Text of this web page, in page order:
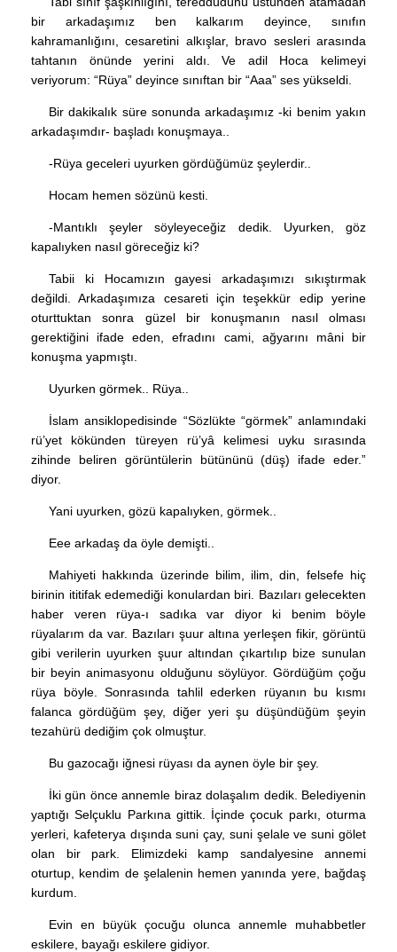
bir arkadaşımız ben kalkarım deyince, sınıfın
kahramanlığını, cesaretini alkışlar, bravo sesleri arasında
tahtanın önünde yerini aldı. Ve adil Hoca kelimeyi
veriyorum: “Rüya” deyince sınıftan bir “Aaa” ses yükseldi.
Bir dakikalık süre sonunda arkadaşımız -ki benim yakın
arkadaşımdır- başladı konuşmaya..
-Rüya geceleri uyurken gördüğümüz şeylerdir..
Hocam hemen sözünü kesti.
-Mantıklı şeyler söyleyeceğiz dedik. Uyurken, göz
kapalıyken nasıl göreceğiz ki?
Tabii ki Hocamızın gayesi arkadaşımızı sıkıştırmak
değildi. Arkadaşımıza cesareti için teşekkür edip yerine
oturttuktan sonra güzel bir konuşmanın nasıl olması
gerektiğini ifade eden, efradını cami, ağyarını mâni bir
konuşma yapmıştı.
Uyurken görmek.. Rüya..
İslam ansiklopedisinde “Sözlükte “görmek” anlamındaki
rü’yet kökünden türeyen rü’yâ kelimesi uyku sırasında
zihinde beliren görüntülerin bütününü (düş) ifade eder.”
diyor.
Yani uyurken, gözü kapalıyken, görmek..
Eee arkadaş da öyle demişti..
Mahiyeti hakkında üzerinde bilim, ilim, din, felsefe hiç
birinin ititifak edemediği konulardan biri. Bazıları gelecekten
haber veren rüya-ı sadıka var diyor ki benim böyle
rüyalarım da var. Bazıları şuur altına yerleşen fikir, görüntü
gibi verilerin uyurken şuur altından çıkartılıp bize sunulan
bir beyin animasyonu olduğunu söylüyor. Gördüğüm çoğu
rüya böyle. Sonrasında tahlil ederken rüyanın bu kısmı
falanca gördüğüm şey, diğer yeri şu düşündüğüm şeyin
tezahürü dediğim çok olmuştur.
Bu gazocağı iğnesi rüyası da aynen öyle bir şey.
İki gün önce annemle biraz dolaşalım dedik. Belediyenin
yaptığı Selçuklu Parkına gittik. İçinde çocuk parkı, oturma
yerleri, kafeterya dışında suni çay, suni şelale ve suni gölet
olan bir park. Elimizdeki kamp sandalyesine annemi
oturtup, kendim de şelalenin hemen yanında yere, bağdaş
kurdum.
Evin en büyük çocuğu olunca annemle muhabbetler
eskilere, bayağı eskilere gidiyor.